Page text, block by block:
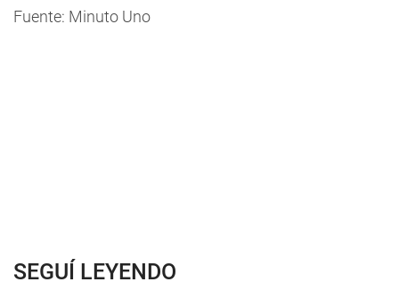
Fuente: Minuto Uno
SEGUÍ LEYENDO